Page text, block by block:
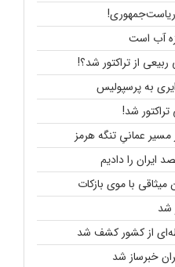
آب است
از تراکتور شد؟!
به پرسپولیس
شد!
با موی بازکات
شد
از کشور کشف شد
خبرساز شد